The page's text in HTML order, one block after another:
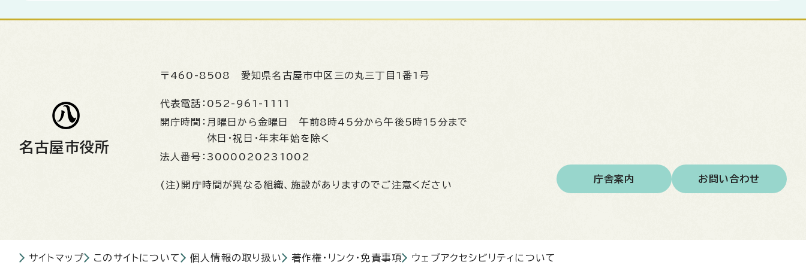
名古屋市役所
〒460-8508 愛知県名古屋市中区三の丸三丁目1番1号
代表電話： 052-961-1111
開庁時間： 月曜日から金曜日 午前8時45分から午後5時15分まで
休日・祝日・年末年始を除く
法人番号： 3000020231002
(注)開庁時間が異なる組織、施設がありますのでご注意ください
庁舎案内 お問い合わせ
サイトマップ このサイトについて 個人情報の取り扱い 著作権・リンク・免責事項 ウェブアクセシビリティについて